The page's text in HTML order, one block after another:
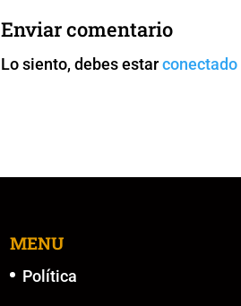
b
o
o
A
p
p k
er
Enviar comentario
Lo siento, debes estarconectado
MENU
Política